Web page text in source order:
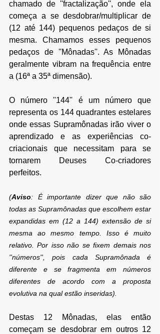
chamado de ''fractalização'', onde ela
começa a se desdobrar/multiplicar de
(12 até 144) pequenos pedaços de si
mesma. Chamamos esses pequenos
pedaços de ''Mônadas''. As Mônadas
geralmente vibram na frequência entre
a (16ª a 35ª dimensão).
O número ''144'' é um número que
representa os 144 quadrantes estelares
onde essas Supramônadas irão viver o
aprendizado e as experiências co-
criacionais que necessitam para se
tornarem Deuses Co-criadores
perfeitos.
(Aviso: É importante dizer que não são
todas as Supramônadas que escolhem estar
expandidas em (12 a 144) extensão de si
mesma ao mesmo tempo. Isso é muito
relativo. Por isso não se fixem demais nos
''números'', pois cada Supramônada é
diferente e se fragmenta em números
diferentes de acordo com a proposta
evolutiva na qual estão inseridas).
Destas 12 Mônadas, elas então
começam se desdobrar em outros 12